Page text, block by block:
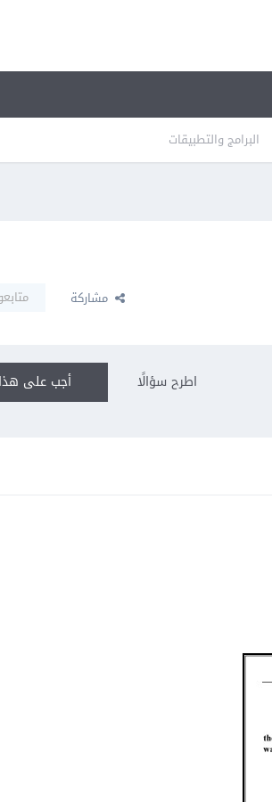
البرامج والتطبيقات
مشاركة
أجب على اطرح سؤالًا